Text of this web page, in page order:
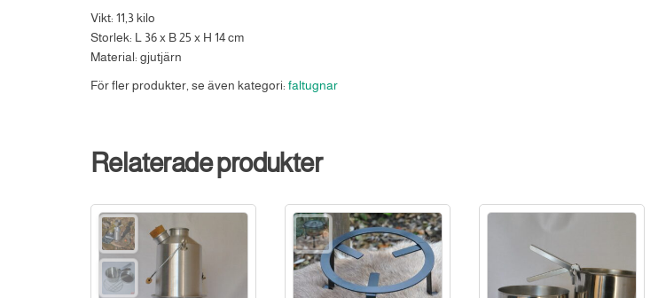
Vikt: 11,3 kilo
Storlek: L 36 x B 25 x H 14 cm
Material: gjutjärn
För fler produkter, se även kategori: faltugnar
Relaterade produkter